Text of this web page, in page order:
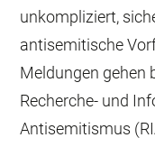
unkompliziert,
antisemitische
Meldungen gehen
Recherche- und
Antisemitismus